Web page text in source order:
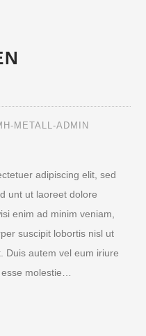
METALL-ADMIN
adipiscing elit, sed
unt ut laoreet dolore
enim ad minim veniam,
suscipit lobortis nisl ut
Duis autem vel eum iriure
molestie…